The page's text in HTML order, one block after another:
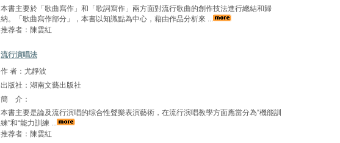
本書主要於「歌曲寫作」和「歌詞寫作」兩方面對流行歌曲的創作技法進行總結和歸
納。「歌曲寫作部分」，本書以知識點為中心，藉由作品分析來 ...
推荐者：陳雲紅
流行演唱法
作 者：尤靜波
出版社：湖南文藝出版社
簡 介：
本書主要是論及流行演唱的综合性聲樂表演藝術，在流行演唱教學方面應當分為“機能訓
練”和“能力訓練 ...
推荐者：陳雲紅